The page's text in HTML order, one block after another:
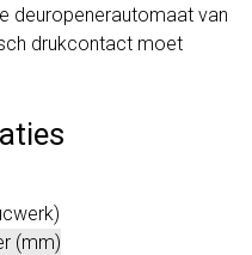
deuropenerautomaat van
drukcontact moet
(mm)